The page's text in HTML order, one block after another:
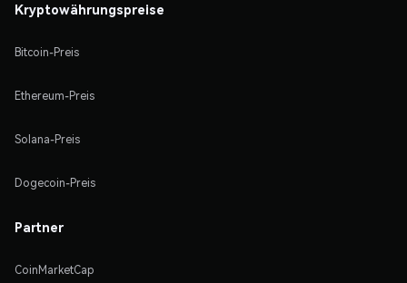
Kryptowährungspreise
Bitcoin-Preis
Ethereum-Preis
Solana-Preis
Dogecoin-Preis
Partner
CoinMarketCap